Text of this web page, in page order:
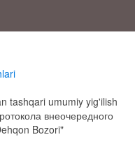
tashqari umumiy yig'ilish
внеочередного
Bozori"